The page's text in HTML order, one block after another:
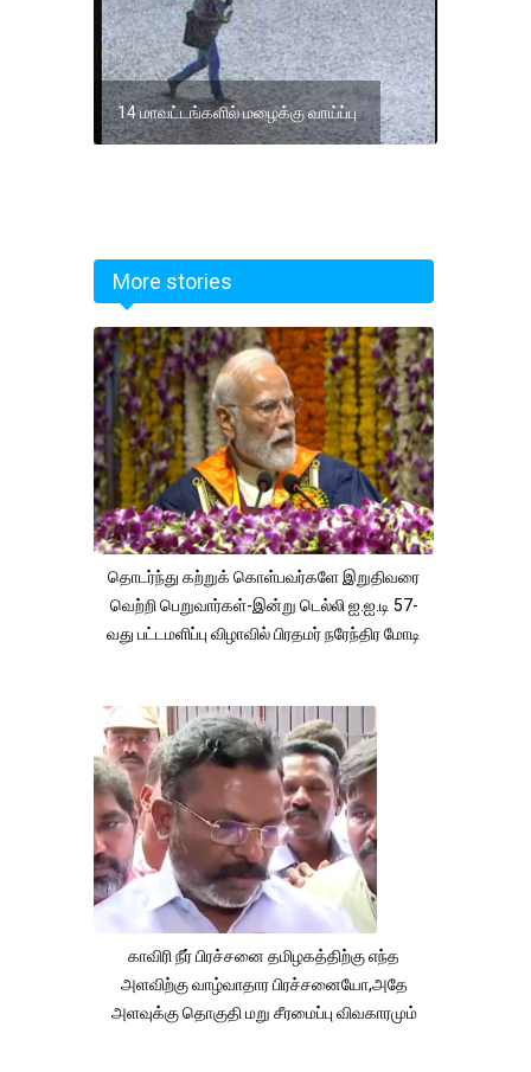
14 மாவட்டங்களில் மழைக்கு வாய்ப்பு
More stories
தொடர்ந்து கற்றுக் கொள்பவர்களே இறுதிவரை
வெற்றி பெறுவார்கள்-இன்று டெல்லி ஐ.ஐ.டி 57-
வது பட்டமளிப்பு விழாவில் பிரதமர் நரேந்திர மோடி
காவிரி நீர் பிரச்சனை தமிழகத்திற்கு எந்த
அளவிற்கு வாழ்வாதார பிரச்சனையோ,அதே
அளவுக்கு தொகுதி மறு சீரமைப்பு விவகாரமும்